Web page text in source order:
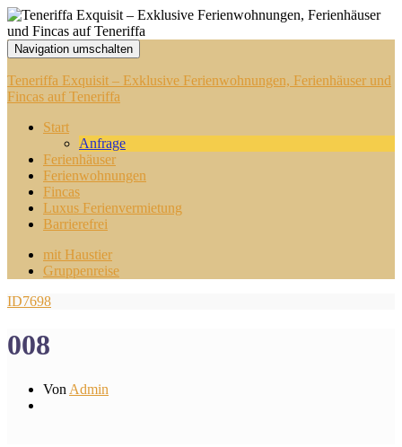
Navigation umschalten
Teneriffa Exquisit – Exklusive Ferienwohnungen, Ferienhäuser und
Fincas auf Teneriffa
Start
Anfrage
Ferienhäuser
Ferienwohnungen
Fincas
Luxus Ferienvermietung
Barrierefrei
mit Haustier
Gruppenreise
ID7698
008
Von Admin